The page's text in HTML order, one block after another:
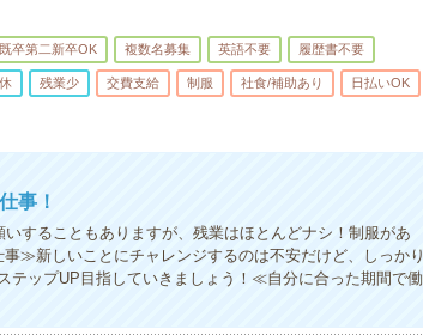
既卒第二新卒OK 複数名募集 英語不要 履歴書不要
残業少 交費支給 制服 社食/補助あり 日払いOK
事！
することもありますが、残業はほとんどナシ！制服があ
≫新しいことにチャレンジするのは不安だけど、しっかり
テップUP目指していきましょう！≪自分に合った期間で働